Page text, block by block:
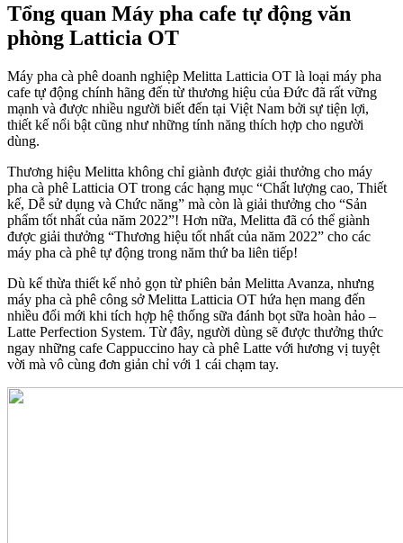
Tổng quan Máy pha cafe tự động văn
phòng Latticia OT
Máy pha cà phê doanh nghiệp Melitta Latticia OT là loại máy pha
cafe tự động chính hãng đến từ thương hiệu của Đức đã rất vững
mạnh và được nhiều người biết đến tại Việt Nam bởi sự tiện lợi,
thiết kế nổi bật cũng như những tính năng thích hợp cho người
dùng.
Thương hiệu Melitta không chỉ giành được giải thưởng cho máy
pha cà phê Latticia OT trong các hạng mục “Chất lượng cao, Thiết
kế, Dễ sử dụng và Chức năng” mà còn là giải thưởng cho “Sản
phẩm tốt nhất của năm 2022”! Hơn nữa, Melitta đã có thể giành
được giải thưởng “Thương hiệu tốt nhất của năm 2022” cho các
máy pha cà phê tự động trong năm thứ ba liên tiếp!
Dù kế thừa thiết kế nhỏ gọn từ phiên bản Melitta Avanza, nhưng
máy pha cà phê công sở Melitta Latticia OT hứa hẹn mang đến
nhiều đổi mới khi tích hợp hệ thống sữa đánh bọt sữa hoàn hảo –
Latte Perfection System. Từ đây, người dùng sẽ được thưởng thức
ngay những cafe Cappuccino hay cà phê Latte với hương vị tuyệt
vời mà vô cùng đơn giản chỉ với 1 cái chạm tay.